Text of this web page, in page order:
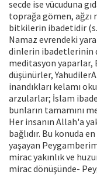
secde ise vücuduna
toprağa gömen, ağzı
bitkilerin ibadetidir
Namaz evrendeki
dinlerin ibadetlerinin
meditasyon yaparlar,
düşünürler,
inandıkları kelamı
arzularlar; İslam
bunların tamamını
Her insanın Allah'a
bağlıdır. Bu konuda
yaşayan
mirac yakınlık ve
mirac dönüşünde-